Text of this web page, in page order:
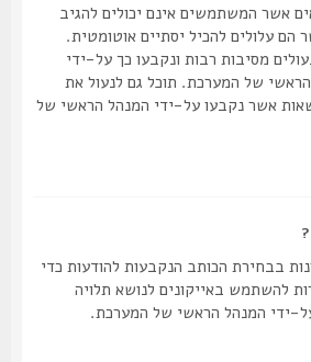
המשתמשים אינם יכולים להגיב
להכיל יסתיים אוטומטית.
מסיבות רבות ונקבעו כך על-ידי
של המערכת. תוכל גם לנעול את
אשר נקבעו על-ידי המנהל הראשי של
הכותב הנקבעות להודעות כדי
באייקונים לנושא תלויה
המנהל הראשי של המערכת.